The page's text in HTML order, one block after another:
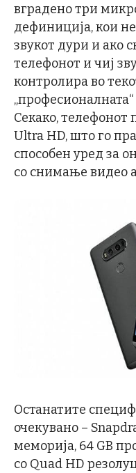
вградено три
дефиниција, кои
звукот дури и ако
телефонот и чиј
контролира во
Секако,
Ultra HD, што го
способен уред за
со снимање видео
Останатите
очекувано –
меморија, 64 GB
со Quad HD